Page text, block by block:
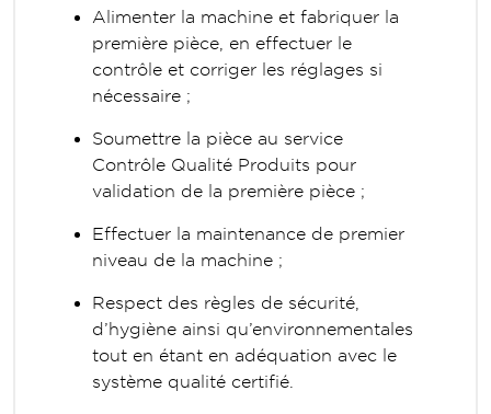
Alimenter la machine et fabriquer la
première pièce, en effectuer le
contrôle et corriger les réglages si
nécessaire ;
Soumettre la pièce au service
Contrôle Qualité Produits pour
validation de la première pièce ;
Effectuer la maintenance de premier
niveau de la machine ;
Respect des règles de sécurité,
d’hygiène ainsi qu’environnementales
tout en étant en adéquation avec le
système qualité certifié.